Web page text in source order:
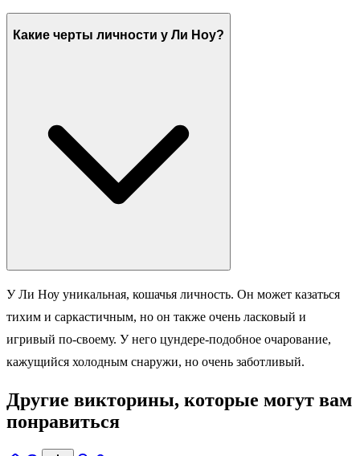
Какие черты личности у Ли Ноу?
У Ли Ноу уникальная, кошачья личность. Он может казаться
тихим и саркастичным, но он также очень ласковый и
игривый по-своему. У него цундере-подобное очарование,
кажущийся холодным снаружи, но очень заботливый.
Другие викторины, которые могут вам
понравиться